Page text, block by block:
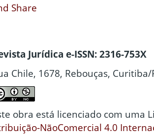
Jurídica e-ISSN: 2316-753X
Chile, 1678, Rebouças, Curitiba/
obra está licenciado com uma
NãoComercial 4.0